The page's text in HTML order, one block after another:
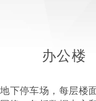
办公楼
下停车场，每层楼